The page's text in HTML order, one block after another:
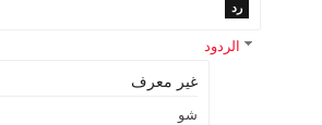
رد
الردود
غير معرف
شو